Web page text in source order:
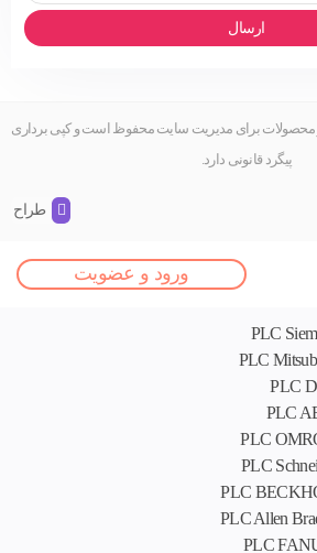
ارسال
محصولات برای مدیریت سایت محفوظ است و کپی برداری
پیگرد قانونی دارد.
طراح
ورود و عضویت